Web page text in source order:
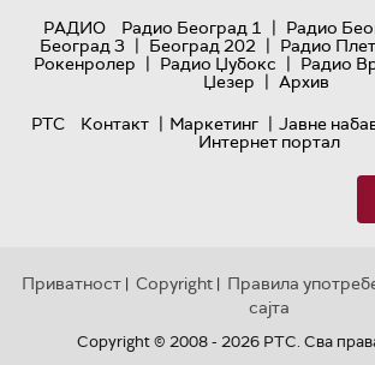
РАДИО
Радио Београд 1 | Радио
Београд 3 | Београд 202 | Радио
Рокенролер | Радио Џубокс | Радио
Џезер | Архив
РТС
Контакт | Маркетинг | Јавне
Интернет портал
Приватност | Copyright | Правила
сајта
Copyright © 2008 - 2026 РТС. Сва